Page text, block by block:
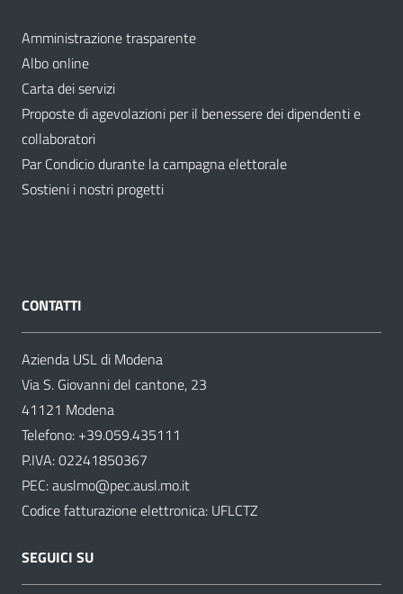
Amministrazione trasparente
Albo online
Carta dei servizi
Proposte di agevolazioni per il benessere dei dipendenti e
collaboratori
Par Condicio durante la campagna elettorale
Sostieni i nostri progetti
CONTATTI
Azienda USL di Modena
Via S. Giovanni del cantone, 23
41121 Modena
Telefono: +39.059.435111
P.IVA: 02241850367
PEC:auslmo@pec.ausl.mo.it
Codice fatturazione elettronica: UFLCTZ
SEGUICI SU